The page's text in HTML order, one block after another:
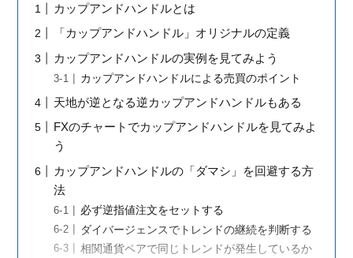
カップアンドハンドルとは
「カップアンドハンドル」オリジナルの定義
カップアンドハンドルの実例を見てみよう
カップアンドハンドルによる売買のポイント
天地が逆となる逆カップアンドハンドルもある
FXのチャートでカップアンドハンドルを見てみよ
う
カップアンドハンドルの「ダマシ」を回避する方
法
必ず逆指値注文をセットする
ダイバージェンスでトレンドの継続を判断する
相関通貨ペアで同じトレンドが発生しているか